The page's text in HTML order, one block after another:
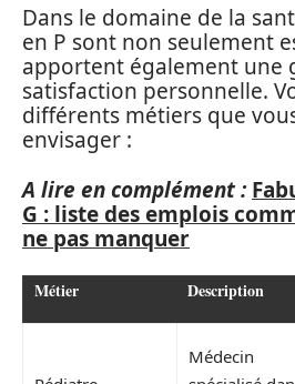
Dans le domaine de la
en P sont non seulement
apportent également une
satisfaction personnelle.
différents métiers que
envisager :
A lire en complément :
G : liste des emplois
ne pas manquer
Métier Description
Médecin